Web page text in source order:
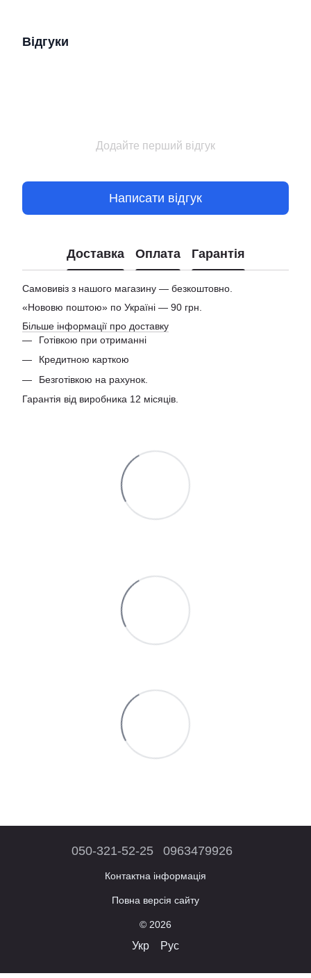
Відгуки
Додайте перший відгук
Написати відгук
Доставка Оплата Гарантія
Самовивіз з нашого магазину — безкоштовно.
«Нововю поштою» по Україні — 90 грн.
Більше інформації про доставку
Готівкою при отриманні
Кредитною карткою
Безготівкою на рахунок.
Гарантія від виробника 12 місяців.
050-321-52-25 0963479926
Контактна інформація
Повна версія сайту
© 2026
Укр Рус